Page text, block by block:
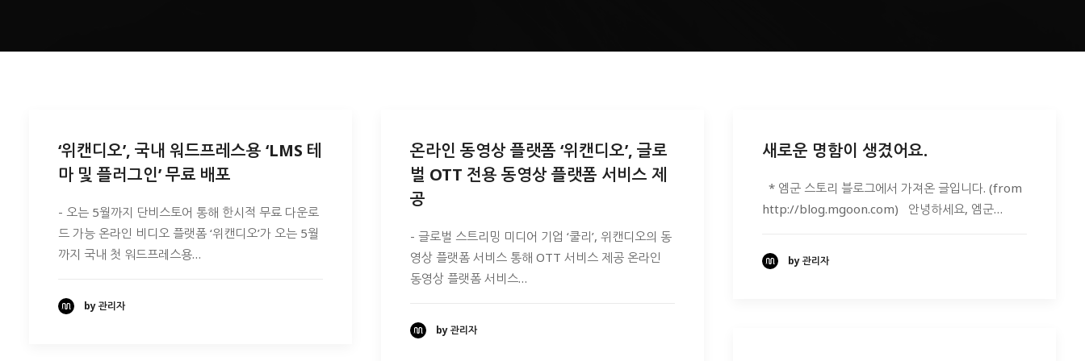
‘위캔디오’, 국내 워드프레스용 ‘LMS 테
마 및 플러그인’ 무료 배포
- 오는 5월까지 단비스토어 통해 한시적 무료 다운로
드 가능 온라인 비디오 플랫폼 ‘위캔디오’가 오는 5월
까지 국내 첫 워드프레스용…
by 관리자
온라인 동영상 플랫폼 ‘위캔디오’, 글로
벌 OTT 전용 동영상 플랫폼 서비스 제
공
- 글로벌 스트리밍 미디어 기업 ‘쿨리’, 위캔디오의 동
영상 플랫폼 서비스 통해 OTT 서비스 제공 온라인
동영상 플랫폼 서비스…
by 관리자
새로운 명함이 생겼어요.
* 엠군 스토리 블로그에서 가져온 글입니다. (from
http://blog.mgoon.com) 안녕하세요, 엠군…
by 관리자